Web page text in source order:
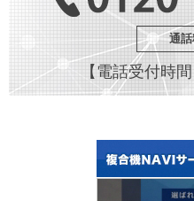
通
【電話受付時